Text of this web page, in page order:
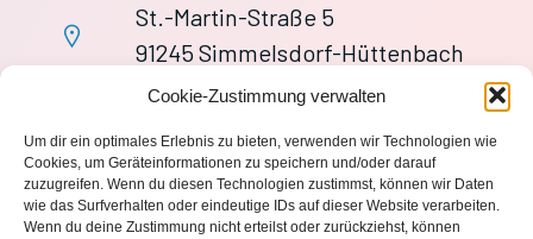
Cookie-Zustimmung verwalten
Um dir ein optimales Erlebnis zu bieten, verwenden wir Technologien wie
Cookies, um Geräteinformationen zu speichern und/oder darauf
zuzugreifen. Wenn du diesen Technologien zustimmst, können wir Daten
wie das Surfverhalten oder eindeutige IDs auf dieser Website verarbeiten.
Wenn du deine Zustimmung nicht erteilst oder zurückziehst, können
St.-Martin-Straße 5
91245 Simmelsdorf-Hüttenbach
+49 9155 9279727
wache113@ff-huettenbach.de